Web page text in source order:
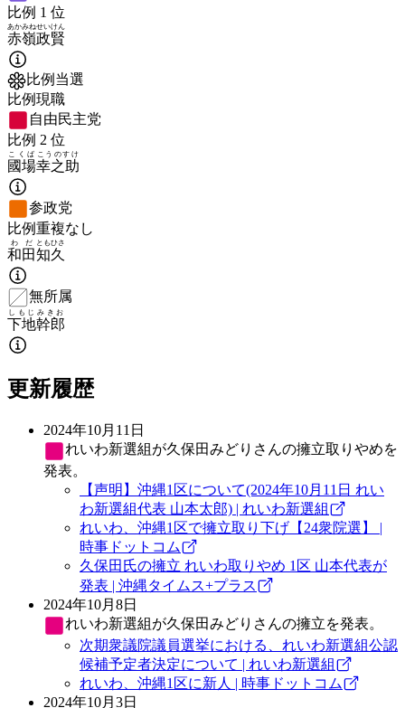
比例 1 位
赤嶺
あかみね
政賢
せいけん
比例当選
比例現職
自由民主党
比例 2 位
國場
こくば
幸之助
こうのすけ
参政党
比例重複なし
和田
わだ
知久
ともひさ
無所属
下地
しもじ
幹郎
みきお
更新履歴
2024年10月11日
れいわ新選組が久保田みどりさんの擁立取りやめを
発表。
【声明】沖縄1区について(2024年10月11日 れい
わ新選組代表 山本太郎) | れいわ新選組
れいわ、沖縄1区で擁立取り下げ【24衆院選】 |
時事ドットコム
久保田氏の擁立 れいわ取りやめ 1区 山本代表が
発表 | 沖縄タイムス+プラス
2024年10月8日
れいわ新選組が久保田みどりさんの擁立を発表。
次期衆議院議員選挙における、れいわ新選組公認
候補予定者決定について | れいわ新選組
れいわ、沖縄1区に新人 | 時事ドットコム
2024年10月3日